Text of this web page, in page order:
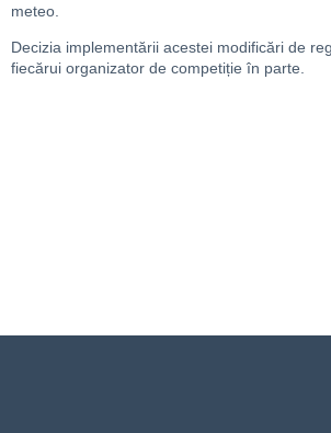
meteo.
Decizia implementării acestei modificări de
fiecărui organizator de competiție în parte.